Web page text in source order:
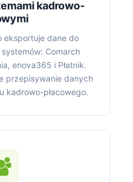
kadrowo-
eksportuje dane do
Comarch
enova365 i Płatnik.
przepisywanie danych
kadrowo-płacowego.